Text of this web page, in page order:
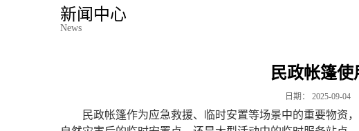
新闻中心
News
民政帐篷使
日期： 2025-09-04
民政帐篷作为应急救援、临时安置等场景中的重要物资